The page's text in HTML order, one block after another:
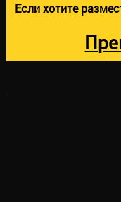
Если хотите